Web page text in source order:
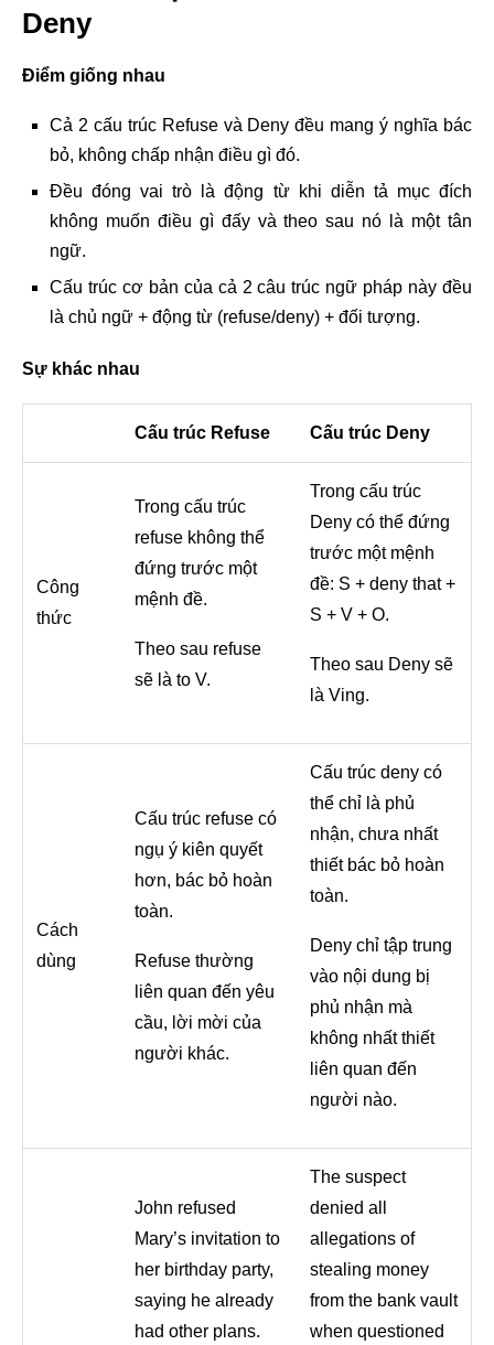
Deny
Điểm giống nhau
Cả 2 cấu trúc Refuse và Deny đều mang ý nghĩa bác
bỏ, không chấp nhận điều gì đó.
Đều đóng vai trò là động từ khi diễn tả mục đích
không muốn điều gì đấy và theo sau nó là một tân
ngữ.
Cấu trúc cơ bản của cả 2 câu trúc ngữ pháp này đều
là chủ ngữ + động từ (refuse/deny) + đối tượng.
Sự khác nhau
Cấu trúc Refuse Cấu trúc Deny
Công
thức
Trong cấu trúc
refuse không thể
đứng trước một
mệnh đề.
Theo sau refuse
sẽ là to V.
Trong cấu trúc
Deny có thể đứng
trước một mệnh
đề: S + deny that +
S + V + O.
Theo sau Deny sẽ
là Ving.
Cách
dùng
Cấu trúc refuse có
ngụ ý kiên quyết
hơn, bác bỏ hoàn
toàn.
Refuse thường
liên quan đến yêu
cầu, lời mời của
người khác.
Cấu trúc deny có
thể chỉ là phủ
nhận, chưa nhất
thiết bác bỏ hoàn
toàn.
Deny chỉ tập trung
vào nội dung bị
phủ nhận mà
không nhất thiết
liên quan đến
người nào.
John refused
Mary’s invitation to
her birthday party,
saying he already
had other plans.
The suspect
denied all
allegations of
stealing money
from the bank vault
when questioned